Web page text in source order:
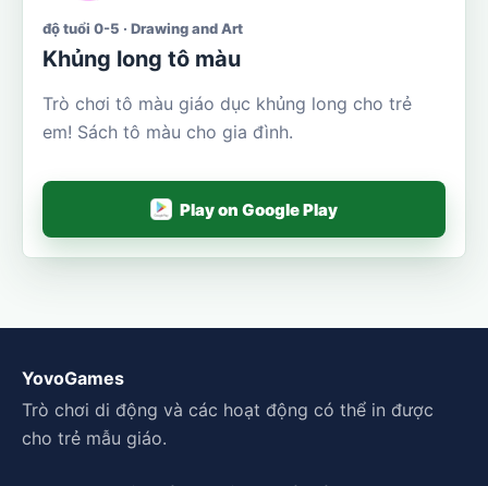
độ tuổi 0-5 · Drawing and Art
Khủng long tô màu
Trò chơi tô màu giáo dục khủng long cho trẻ
em! Sách tô màu cho gia đình.
Play on Google Play
YovoGames
Trò chơi di động và các hoạt động có thể in được
cho trẻ mẫu giáo.